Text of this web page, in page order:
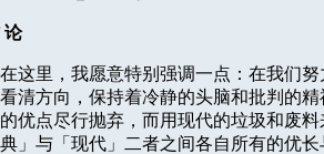
论
在这里，我愿意特别强调一点：在我们
清方向，保持着冷静的头脑和批判的
优点尽行抛弃，而用现代的垃圾和废
」与「现代」二者之间各自所有的优